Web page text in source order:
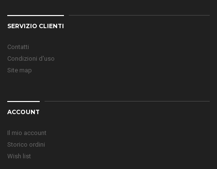
SERVIZIO CLIENTI
Contatti
Condizioni d'uso
Site map
ACCOUNT
Il mio account
Storico ordini
Wish list